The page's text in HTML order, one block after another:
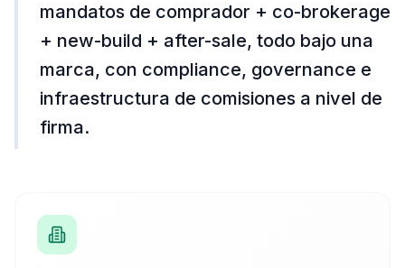
mandatos de comprador + co-brokerage
+ new-build + after-sale, todo bajo una
marca, con compliance, governance e
infraestructura de comisiones a nivel de
firma.